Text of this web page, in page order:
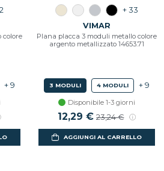
colore
+ 9
+ 33
VIMAR
Plana placca 3 moduli metallo colore
argento metallizzato 14653.71
3 MODULI 4 MODULI + 9
Disponibile 1-3 giorni
12,29 € 23,24 €
AGGIUNGI AL CARRELLO